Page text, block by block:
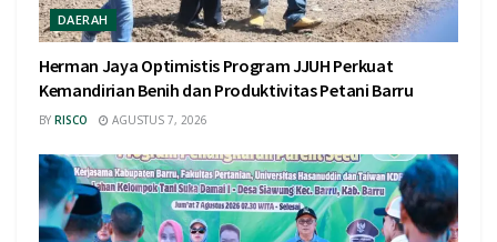
DAERAH
Herman Jaya Optimistis Program JJUH Perkuat
Kemandirian Benih dan Produktivitas Petani Barru
BY RISCO AGUSTUS 7, 2026